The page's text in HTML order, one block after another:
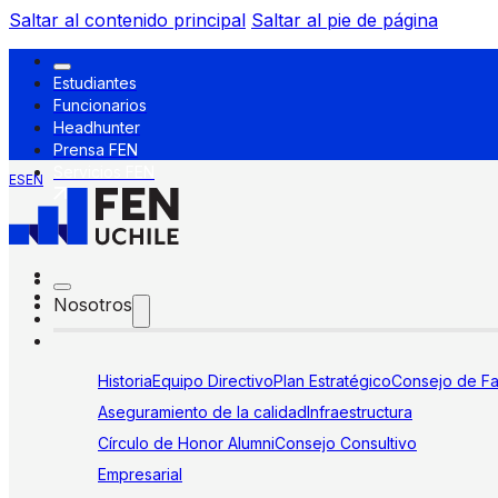
Saltar al contenido principal Saltar al pie de página
Estudiantes
Funcionarios
Headhunter
Prensa FEN
ESEN
Nosotros
HistoriaEquipo DirectivoPlan EstratégicoConsejo de
Aseguramiento de la calidadInfraestructura
Círculo de Honor AlumniConsejo Consultivo
Empresarial